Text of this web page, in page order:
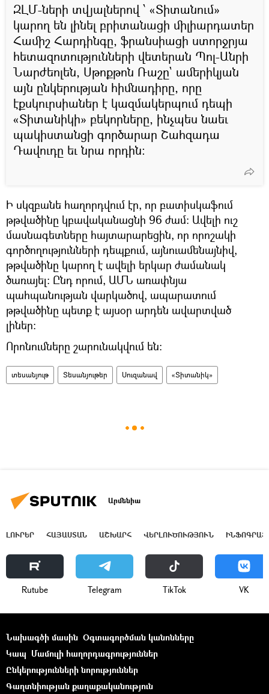
ԶԼՄ-ների տվյալներով ՝ «Տիտանում»
կարող են լինել բրիտանացի միլիարդատեր
Համիշ Հարդինգը, ֆրանսիացի ստորջրյա
հետազոտությունների վետերան Պոլ-Անրի
Նարժեոլեն, Սթոքթոն Ռաշը` ամերիկյան
այն ընկերության հիմնադիրը, որը
էքսկուրսիաներ է կազմակերպում դեպի
«Տիտանիկի» բեկորները, ինչպես նաեւ
պակիստանցի գործարար Շահզադա
Դավուդը եւ նրա որդին:
Ի սկզբանե հաղորդվում էր, որ բատիսկաֆում
թթվածինը կբավականացնի 96 ժամ։ Ավելի ուշ
մասնագետները հայտարարեցին, որ որոշակի
գործողությունների դեպքում, այնուամենայնիվ,
թթվածինը կարող է ավելի երկար ժամանակ
ծառայել: Ընդ որում, ԱՄՆ առափնյա
պահպանության վարկածով, ապարատում
թթվածինը պետք է այսօր արդեն ավարտված
լիներ:
Որոնումները շարունակվում են։
տեսանյութ Տեսանյութեր Սուզանավ «Տիտանիկ»
Արմենիա
ԼՈՒՐԵՐ ՀԱՅԱՍՏԱՆ ԱՇԽԱՐՀ ՎԵՐԼՈՒԾՈՒԹՅՈՒՆ
Rutube Telegram ТikТоk VK
Նախագծի մասին Օգտագործման կանոնները
Կապ Մամուլի հաղորդագրություններ
Ընկերությունների նորություններ
Գաղտնիության քաղաքականություն